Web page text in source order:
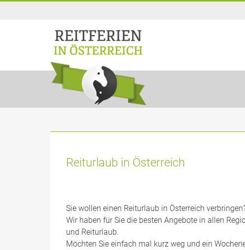
Reiturlaub in Österreich
Sie wollen einen Reiturlaub in Österreich
Wir haben für Sie die besten Angebote in allen
und Reiturlaub.
Möchten Sie einfach mal kurz weg und ein